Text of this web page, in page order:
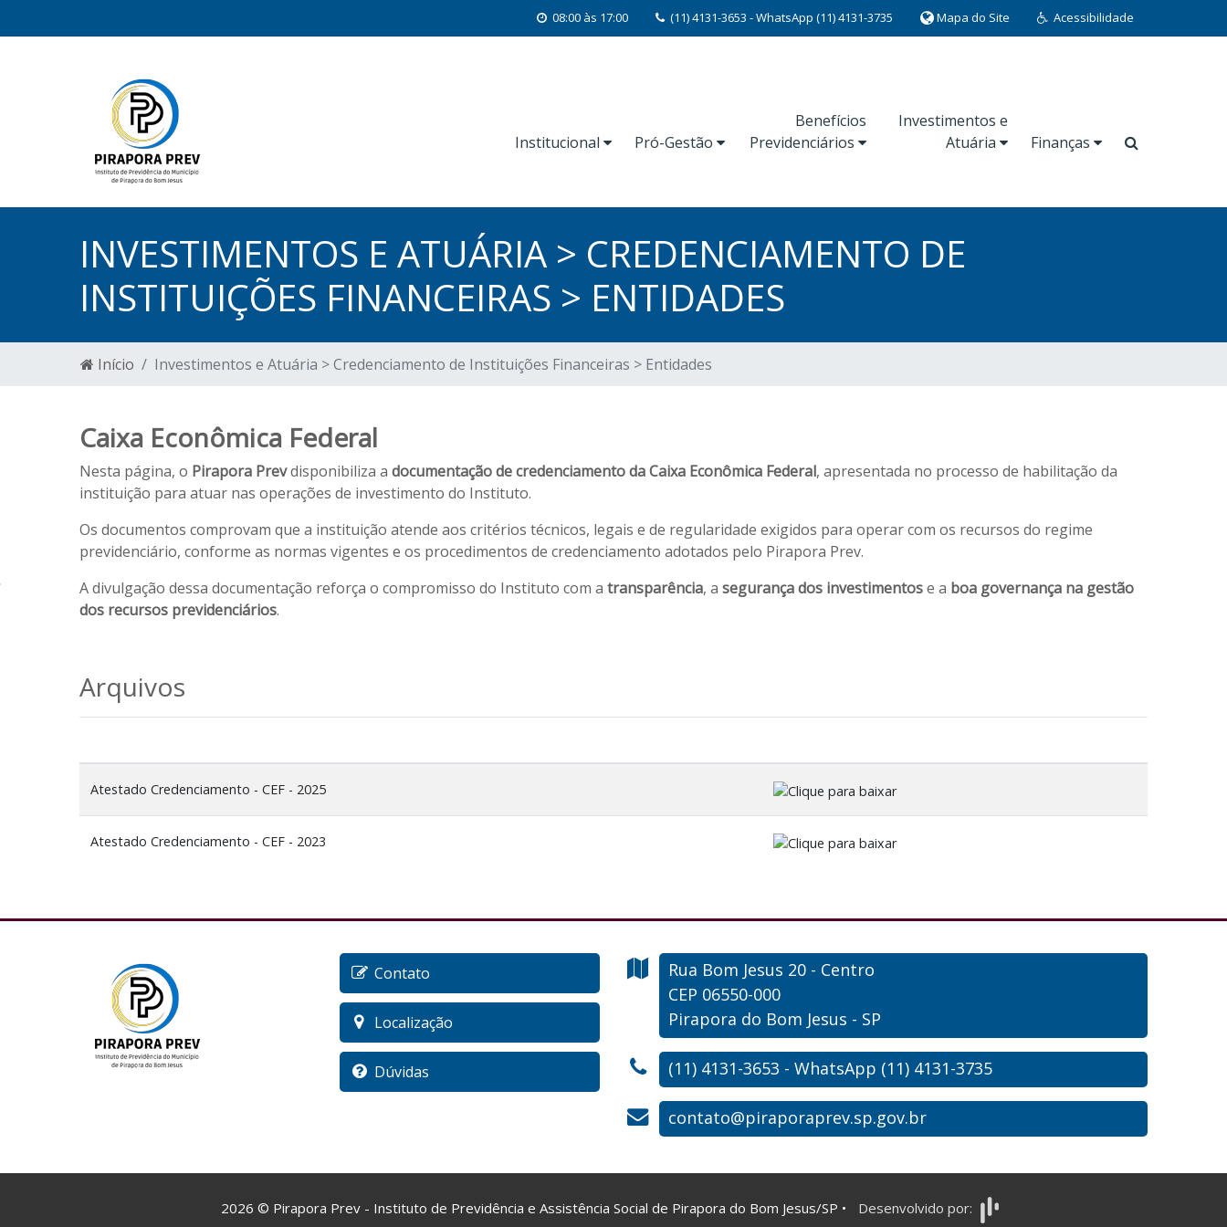
Acessibilidade
Mapa do Site
(11) 4131-3653 - WhatsApp (11) 4131-3735
08:00 às 17:00
Institucional Pró-Gestão
Benefícios
Previdenciários
Investimentos e
Atuária
Finanças
INVESTIMENTOS E ATUÁRIA > CREDENCIAMENTO DE
INSTITUIÇÕES FINANCEIRAS > ENTIDADES
Início Investimentos e Atuária > Credenciamento de Instituições Financeiras > Entidades
Caixa Econômica Federal
Nesta página, o Pirapora Prevdisponibiliza a documentação de credenciamento da Caixa Econômica Federal, apresentada no processo de habilitação da
instituição para atuar nas operações de investimento do Instituto.
Os documentos comprovam que a instituição atende aos critérios técnicos, legais e de regularidade exigidos para operar com os recursos do regime
previdenciário, conforme as normas vigentes e os procedimentos de credenciamento adotados pelo Pirapora Prev.
A divulgação dessa documentação reforça o compromisso do Instituto com a transparência, a segurança dos investimentose a boa governança na gestão
dos recursos previdenciários.
Arquivos
Atestado Credenciamento - CEF - 2025
Atestado Credenciamento - CEF - 2023
Contato
Localização
Dúvidas
Rua Bom Jesus 20 - Centro
CEP 06550-000
Pirapora do Bom Jesus - SP
(11) 4131-3653 - WhatsApp (11) 4131-3735
contato@piraporaprev.sp.gov.br
2026 © Pirapora Prev - Instituto de Previdência e Assistência Social de Pirapora do Bom Jesus/SP • Desenvolvido por: